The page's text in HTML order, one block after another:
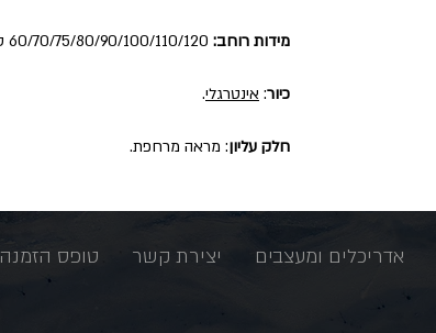
מידות רוחב: 60/70/75/80/90/100/110/120 ס"מ.
כיור: אינטרגלי.
חלק עליון: מראה מרחפת.
אדריכלים ומעצבים יצירת קשר טופס הזמנה